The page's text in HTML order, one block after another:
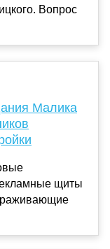
Вопрос
Малика
щиты